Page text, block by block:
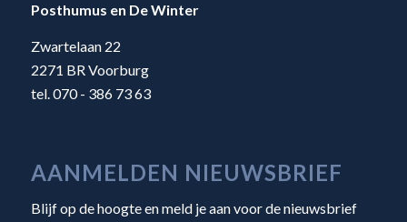
Posthumus en De Winter
Zwartelaan 22
2271 BR Voorburg
tel. 070 - 386 73 63
AANMELDEN NIEUWSBRIEF
Blijf op de hoogte en meld je aan voor de nieuwsbrief